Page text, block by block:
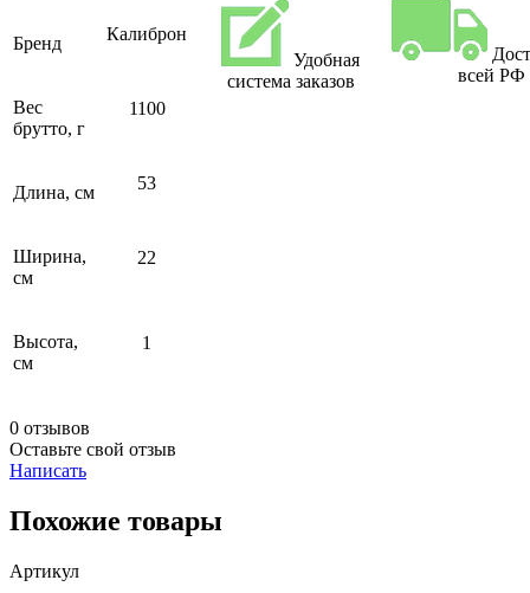
Бренд Калиброн
Вес
брутто, г
1100
Длина, см 53
Ширина,
см
22
Высота,
см
1
0 отзывов
Оставьте свой отзыв
Написать
Удобная
система заказов
всей РФ
Похожие товары
Артикул